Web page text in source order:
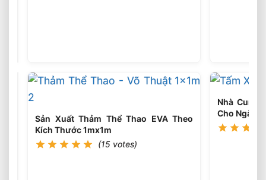
Nhà
Xưởng
Hiệu
Bền
Tiết
Xốp
Sản Xuất Thảm Thể Thao EVA Theo
Kích Thước 1mx1m
(15 votes)
Nhà Cung
Cho Ngành